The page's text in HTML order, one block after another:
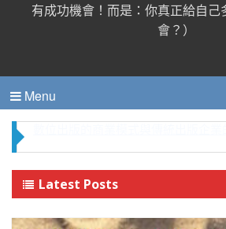
有成功機會！而是：你真正給自己
會？）
Menu
Latest Posts